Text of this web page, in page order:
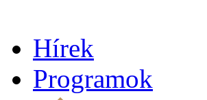
Hírek
Programok